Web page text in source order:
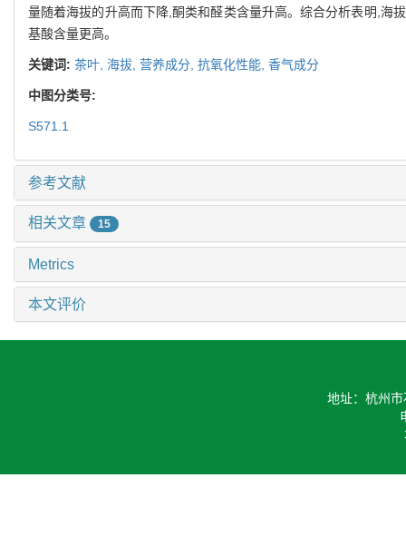
量随着海拔的升高而下降,酮类和醛类含量升高。综合分析表明,海
基酸含量更高。
关键词: 茶叶, 海拔, 营养成分, 抗氧化性能, 香气成分
中图分类号:
S571.1
参考文献
相关文章 15
Metrics
本文评价
地址：杭州